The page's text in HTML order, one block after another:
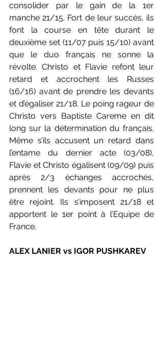
consolider par le gain de la 1er
manche 21/15. Fort de leur succès, ils
font la course en tête durant le
deuxième set (11/07 puis 15/10) avant
que le duo français ne sonne la
révolte. Christo et Flavie refont leur
retard et accrochent les Russes
(16/16) avant de prendre les devants
et d’égaliser 21/18. Le poing rageur de
Christo vers Baptiste Careme en dit
long sur la détermination du français.
Même s’ils accusent un retard dans
l’entame du dernier acte (03/08),
Flavie et Christo égalisent (09/09) puis
après 2/3 échanges accrochés,
prennent les devants pour ne plus
être rejoint. Ils s’imposent 21/18 et
apportent le 1er point à l’Equipe de
France.
ALEX LANIER vs IGOR PUSHKAREV